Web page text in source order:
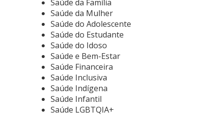
Saúde da Família
Saúde da Mulher
Saúde do Adolescente
Saúde do Estudante
Saúde do Idoso
Saúde e Bem-Estar
Saúde Financeira
Saúde Inclusiva
Saúde Indígena
Saúde Infantil
Saúde LGBTQIA+